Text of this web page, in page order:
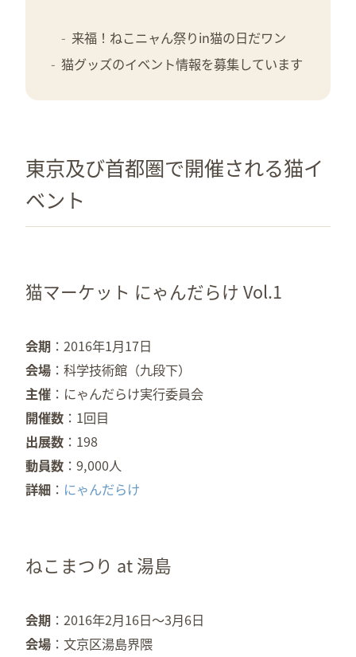
来福！ねこニャん祭りin猫の日だワン
猫グッズのイベント情報を募集しています
東京及び首都圏で開催される猫イ
ベント
猫マーケット にゃんだらけ Vol.1
会期
2016年1月17日
会場
科学技術館（九段下）
主催
にゃんだらけ実行委員会
開催数
1回目
出展数
198
動員数
9,000人
詳細
にゃんだらけ
ねこまつり at 湯島
会期
2016年2月16日～3月6日
会場
文京区湯島界隈